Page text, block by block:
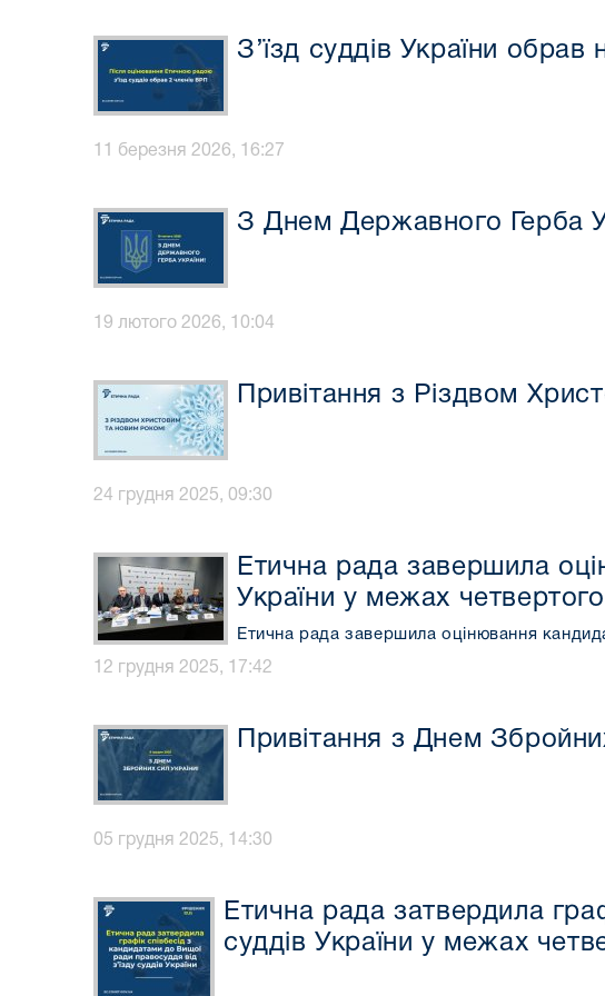
З’їзд суддів України
11 березня 2026, 16:27
З Днем Державного Герба
19 лютого 2026, 10:04
Привітання з Різдвом
24 грудня 2025, 09:30
Етична рада завершила
України у межах
Етична рада завершила оцінювання
12 грудня 2025, 17:42
Привітання з Днем
05 грудня 2025, 14:30
Етична рада затвердила
суддів України у межах